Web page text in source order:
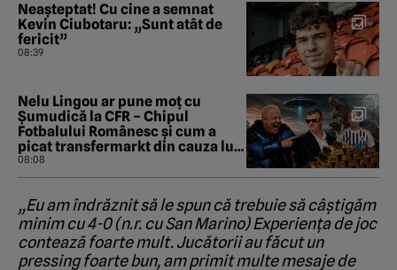
Neașteptat! Cu cine a semnat
Kevin Ciubotaru: „Sunt atât de
fericit”
08:39
Nelu Lingou ar pune moț cu
Șumudică la CFR – Chipul
Fotbalului Românesc și cum a
picat transfermarkt din cauza lui
Dan Nistor. „Pastila de la Manila”
cu Gabriel Berceanu
08:08
„Eu am îndrăznit să le spun că trebuie să câștigăm
minim cu 4-0 (n.r. cu San Marino) Experiența de joc
contează foarte mult. Jucătorii au făcut un
pressing foarte bun, am primit multe mesaje de